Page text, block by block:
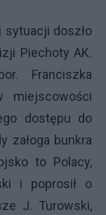
doszło
Piechoty AK.
Franciszka
miejscowości
dostępu do
załoga bunkra
to Polacy,
i poprosił o
J. Turowski,